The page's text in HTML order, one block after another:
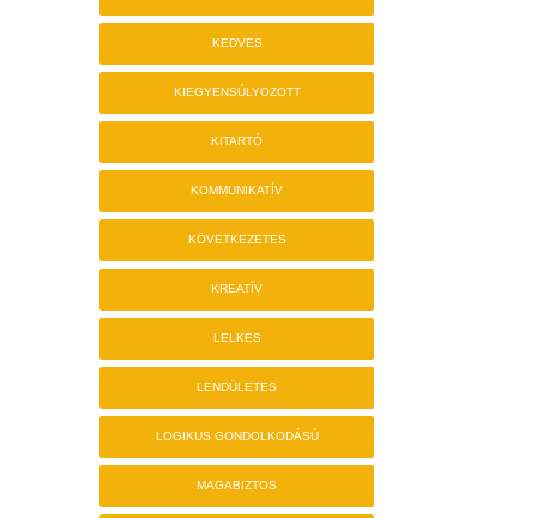
KEDVES
KIEGYENSÚLYOZOTT
KITARTÓ
KOMMUNIKATÍV
KÖVETKEZETES
KREATÍV
LELKES
LENDÜLETES
LOGIKUS GONDOLKODÁSÚ
MAGABIZTOS